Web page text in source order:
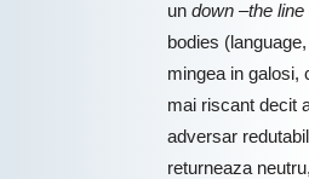
un down –the line
bodies
mingea in
mai riscant decit
adversar
returneaza